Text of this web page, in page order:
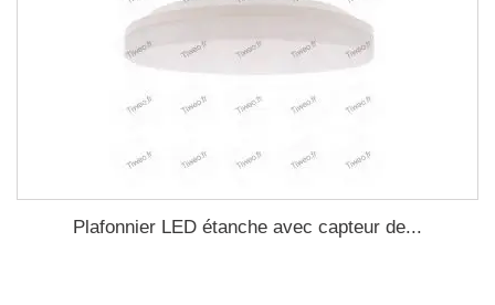
Plafonnier LED étanche avec capteur de...